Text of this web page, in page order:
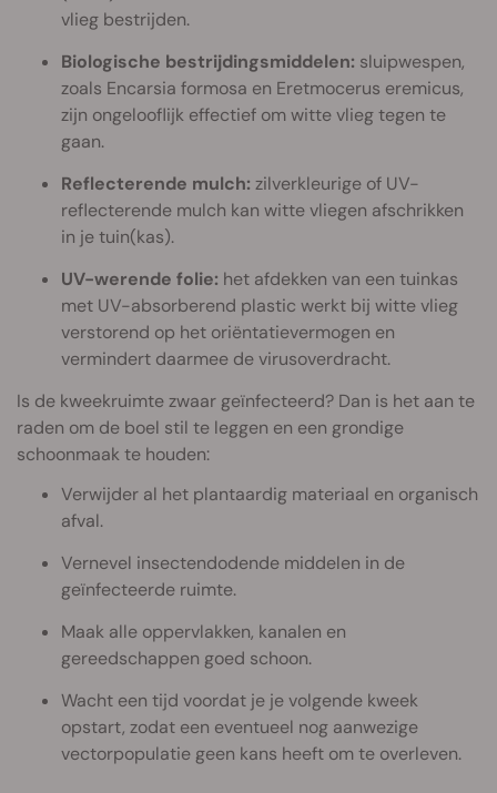
vlieg bestrijden.
Biologische bestrijdingsmiddelen: sluipwespen,
zoals Encarsia formosa en Eretmocerus eremicus,
zijn ongelooflijk effectief om witte vlieg tegen te
gaan.
Reflecterende mulch: zilverkleurige of UV-
reflecterende mulch kan witte vliegen afschrikken
in je tuin(kas).
UV-werende folie: het afdekken van een tuinkas
met UV-absorberend plastic werkt bij witte vlieg
verstorend op het oriëntatievermogen en
vermindert daarmee de virusoverdracht.
Is de kweekruimte zwaar geïnfecteerd? Dan is het aan te
raden om de boel stil te leggen en een grondige
schoonmaak te houden:
Verwijder al het plantaardig materiaal en organisch
afval.
Vernevel insectendodende middelen in de
geïnfecteerde ruimte.
Maak alle oppervlakken, kanalen en
gereedschappen goed schoon.
Wacht een tijd voordat je je volgende kweek
opstart, zodat een eventueel nog aanwezige
vectorpopulatie geen kans heeft om te overleven.